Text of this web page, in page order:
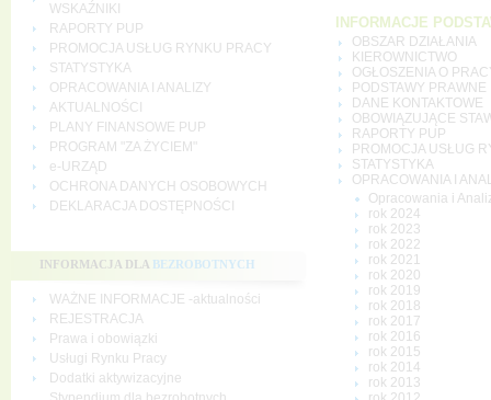
WSKAŹNIKI
RAPORTY PUP
PROMOCJA USŁUG RYNKU PRACY
STATYSTYKA
OPRACOWANIA I ANALIZY
AKTUALNOŚCI
PLANY FINANSOWE PUP
PROGRAM "ZA ŻYCIEM"
e-URZĄD
OCHRONA DANYCH OSOBOWYCH
DEKLARACJA DOSTĘPNOŚCI
INFORMACJA DLA BEZROBOTNYCH
WAŻNE INFORMACJE -aktualności
REJESTRACJA
Prawa i obowiązki
Usługi Rynku Pracy
Dodatki aktywizacyjne
INFORMACJE
OBSZAR DZIAŁANIA
KIEROWNICTWO
OGŁOSZENIA O
PODSTAWY PRAWNE
DANE KONTAKTOWE
OBOWIĄZUJĄCE
RAPORTY PUP
PROMOCJA USŁUG
STATYSTYKA
OPRACOWANIA I
Opracowania i
rok 2024
rok 2023
rok 2022
rok 2021
rok 2020
rok 2019
rok 2018
rok 2017
rok 2016
rok 2015
rok 2014
rok 2013